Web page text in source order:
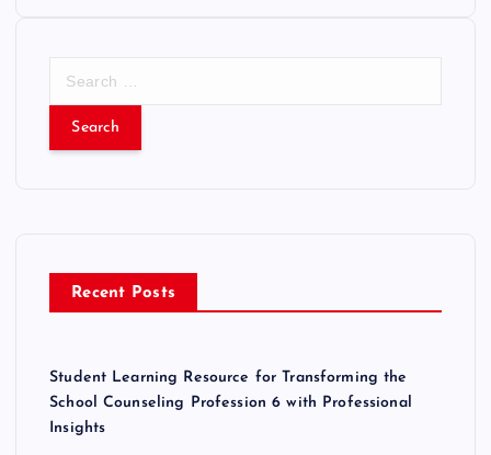
r
Recent Posts
Student Learning Resource for Transforming the
School Counseling Profession 6 with Professional
Insights